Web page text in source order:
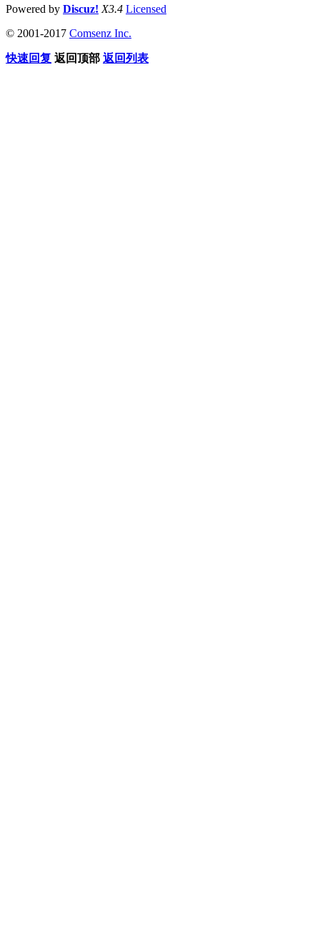
Powered by Discuz! X3.4 Licensed
© 2001-2017 Comsenz Inc.
快速回复 返回顶部 返回列表